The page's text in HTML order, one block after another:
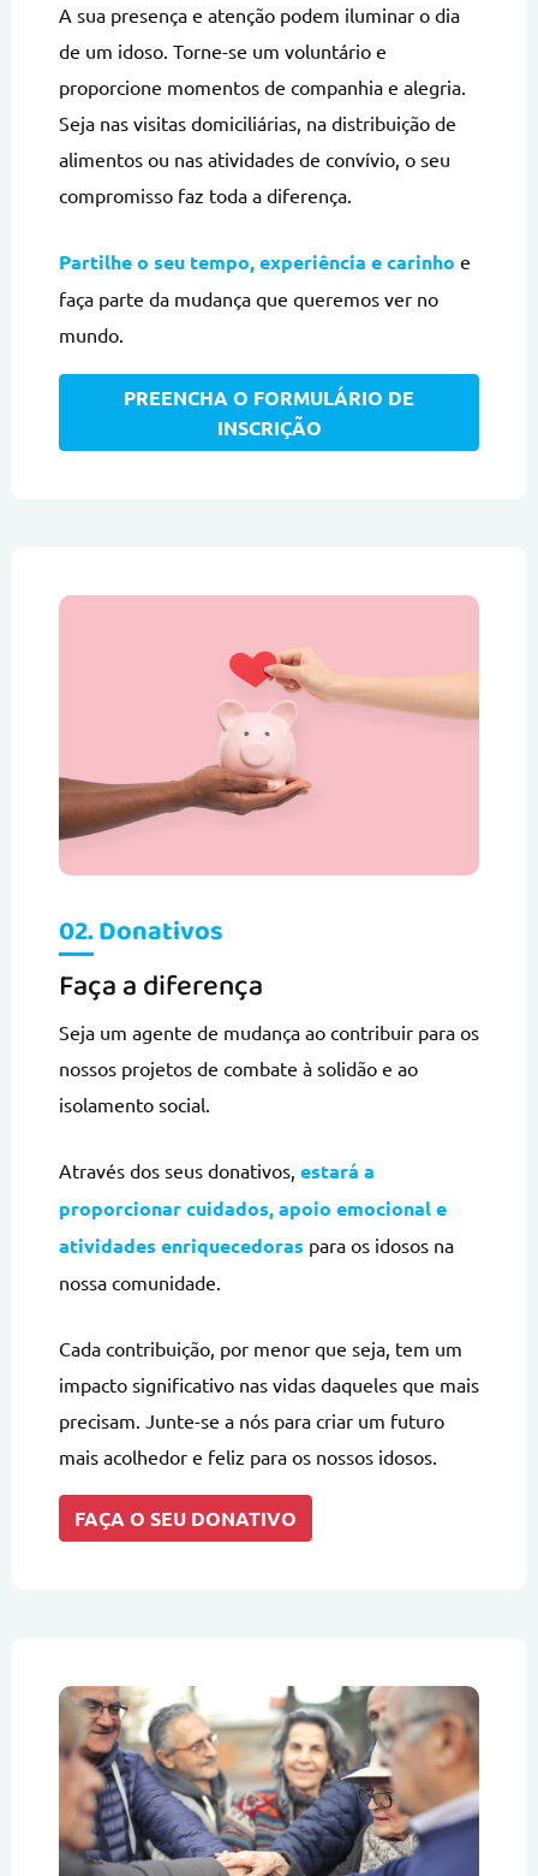
A sua presença e atenção podem iluminar o dia
de um idoso. Torne-se um voluntário e
proporcione momentos de companhia e alegria.
Seja nas visitas domiciliárias, na distribuição de
alimentos ou nas atividades de convívio, o seu
compromisso faz toda a diferença.
Partilhe o seu tempo, experiência e carinho e
faça parte da mudança que queremos ver no
mundo.
PREENCHA O FORMULÁRIO DE
INSCRIÇÃO
02. Donativos
Faça a diferença
Seja um agente de mudança ao contribuir para os
nossos projetos de combate à solidão e ao
isolamento social.
Através dos seus donativos, estará a
proporcionar cuidados, apoio emocional e
atividades enriquecedoras para os idosos na
nossa comunidade.
Cada contribuição, por menor que seja, tem um
impacto significativo nas vidas daqueles que mais
precisam. Junte-se a nós para criar um futuro
mais acolhedor e feliz para os nossos idosos.
FAÇA O SEU DONATIVO